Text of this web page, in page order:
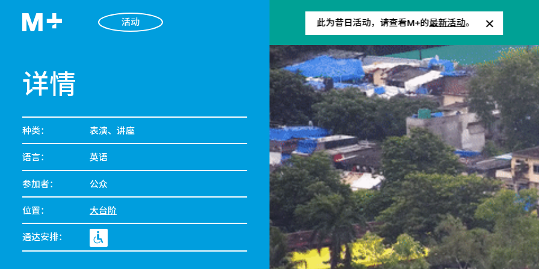
活动 此为昔日活动，请查看M+的最新活动。
详情
种类： 表演、讲座
语言： 英语
参加者： 公众
位置： 大台阶
通达安排：